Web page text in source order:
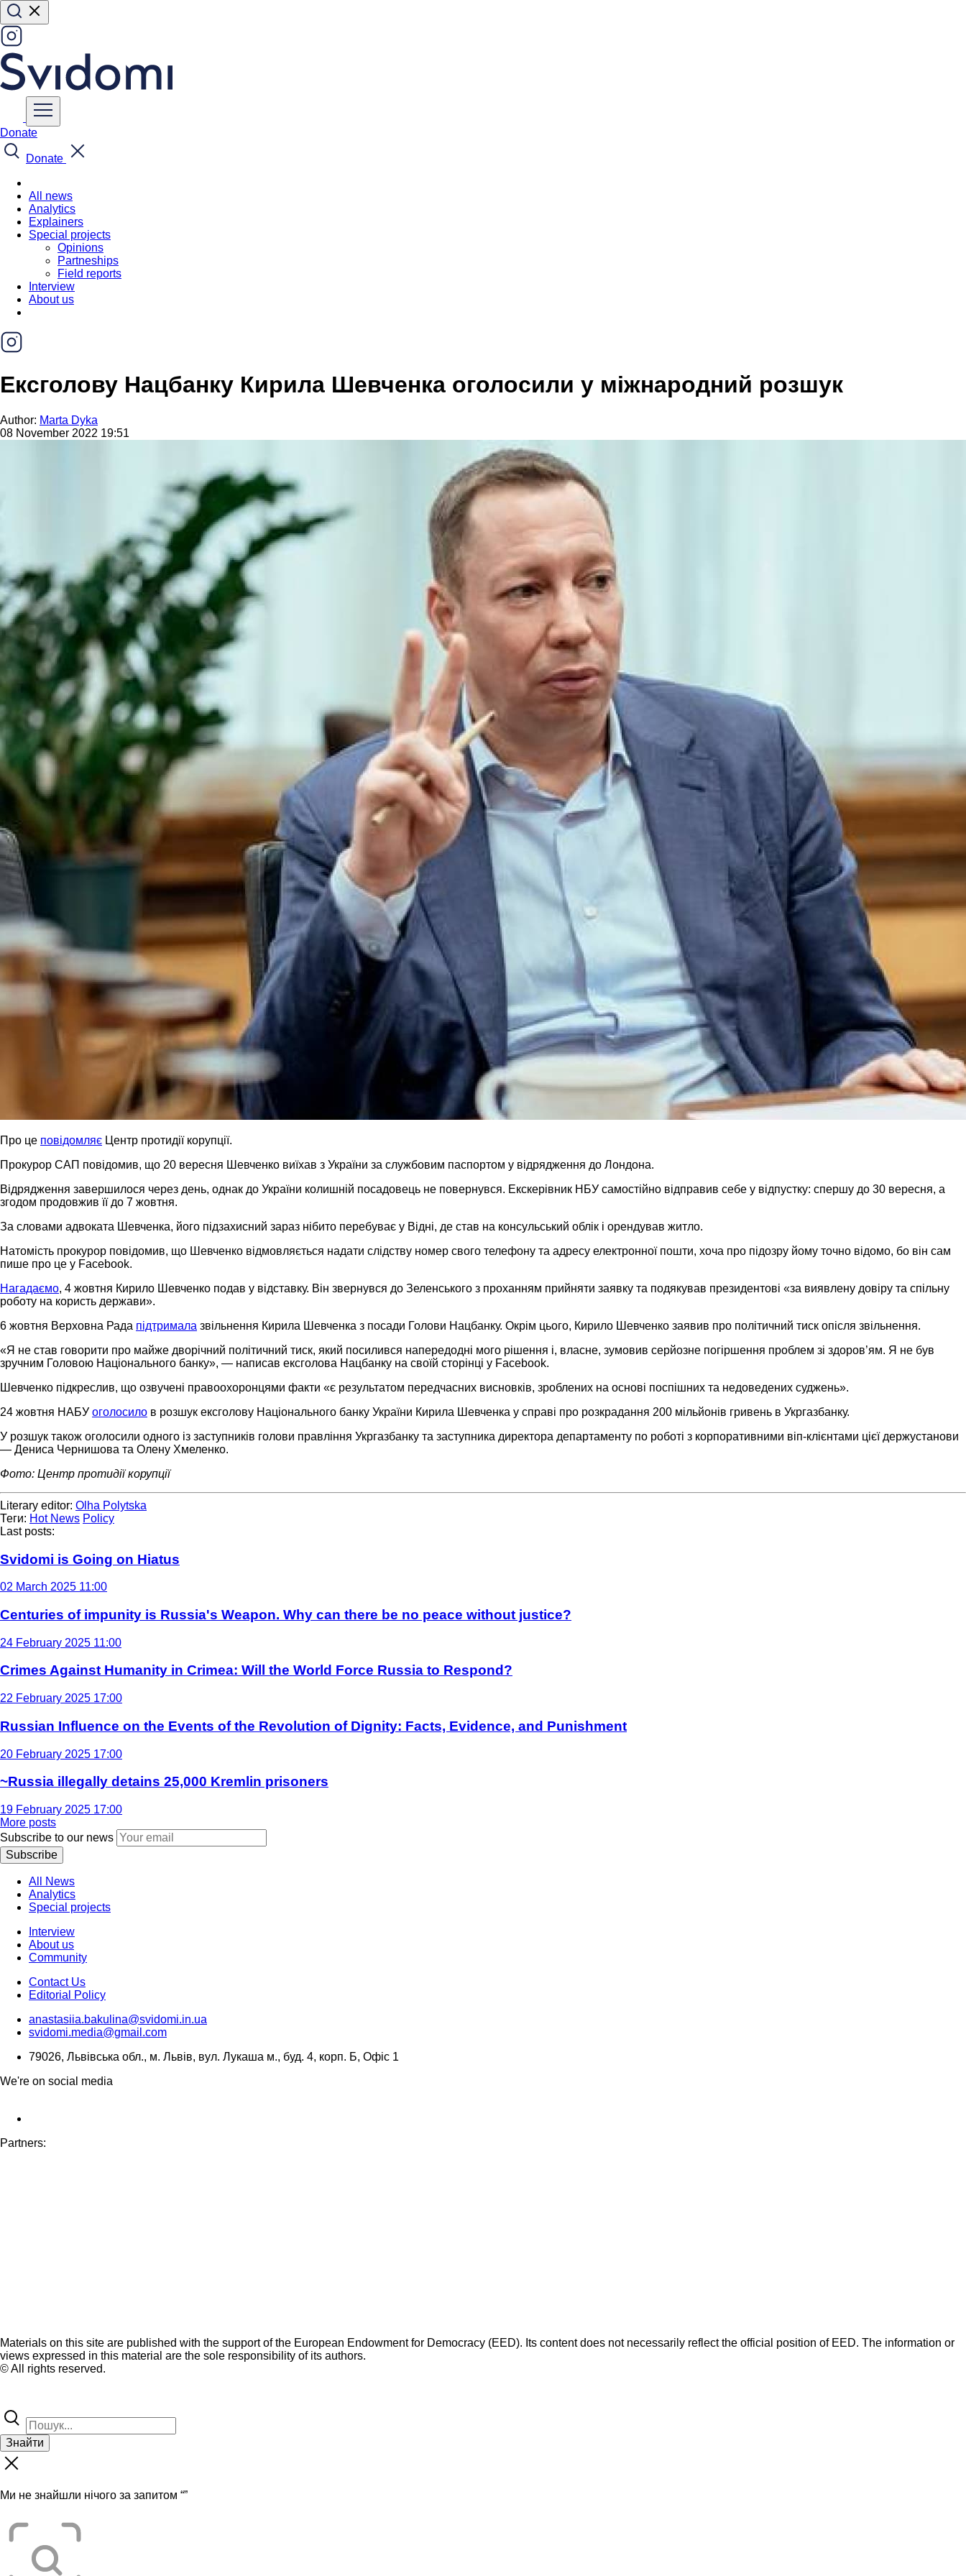
Donate
Donate
All news
Analytics
Explainers
Special projects
Opinions
Partneships
Field reports
Interview
About us
Ексголову Нацбанку Кирила Шевченка оголосили у міжнародний розшук
Author: Marta Dyka
08 November 2022 19:51
Про це повідомляє Центр протидії корупції.
Прокурор САП повідомив, що 20 вересня Шевченко виїхав з України за службовим паспортом у відрядження до Лондона.
Відрядження завершилося через день, однак до України колишній посадовець не повернувся. Екскерівник НБУ самостійно відправив себе у відпустку: спершу до 30 вересня, а
згодом продовжив її до 7 жовтня.
За словами адвоката Шевченка, його підзахисний зараз нібито перебуває у Відні, де став на консульський облік і орендував житло.
Натомість прокурор повідомив, що Шевченко відмовляється надати слідству номер свого телефону та адресу електронної пошти, хоча про підозру йому точно відомо, бо він сам
пише про це у Facebook.
Нагадаємо, 4 жовтня Кирило Шевченко подав у відставку. Він звернувся до Зеленського з проханням прийняти заявку та подякував президентові «за виявлену довіру та спільну
роботу на користь держави».
6 жовтня Верховна Рада підтримала звільнення Кирила Шевченка з посади Голови Нацбанку. Окрім цього, Кирило Шевченко заявив про політичний тиск опісля звільнення.
«Я не став говорити про майже дворічний політичний тиск, який посилився напередодні мого рішення і, власне, зумовив серйозне погіршення проблем зі здоров’ям. Я не був
зручним Головою Національного банку», — написав ексголова Нацбанку на своїй сторінці у Facebook.
Шевченко підкреслив, що озвучені правоохоронцями факти «є результатом передчасних висновків, зроблених на основі поспішних та недоведених суджень».
24 жовтня НАБУ оголосило в розшук ексголову Національного банку України Кирила Шевченка у справі про розкрадання 200 мільйонів гривень в Укргазбанку.
У розшук також оголосили одного із заступників голови правління Укргазбанку та заступника директора департаменту по роботі з корпоративними віп-клієнтами цієї держустанови
— Дениса Чернишова та Олену Хмеленко.
Фото: Центр протидії корупції
Literary editor: Olha Polytska
Теги: Hot News Policy
Last posts:
Svidomi is Going on Hiatus
02 March 2025 11:00
Centuries of impunity is Russia's Weapon. Why can there be no peace without justice?
24 February 2025 11:00
Crimes Against Humanity in Crimea: Will the World Force Russia to Respond?
22 February 2025 17:00
Russian Influence on the Events of the Revolution of Dignity: Facts, Evidence, and Punishment
20 February 2025 17:00
~Russia illegally detains 25,000 Kremlin prisoners
19 February 2025 17:00
More posts
Subscribe to our news
Subscribe
All News
Analytics
Special projects
Interview
About us
Community
Contact Us
Editorial Policy
anastasiia.bakulina@svidomi.in.ua
svidomi.media@gmail.com
79026, Львівська обл., м. Львів, вул. Лукаша м., буд. 4, корп. Б, Офіс 1
We're on social media
Partners:
Materials on this site are published with the support of the European Endowment for Democracy (EED). Its content does not necessarily reflect the official position of EED. The information or
views expressed in this material are the sole responsibility of its authors.
© All rights reserved.
Знайти
Ми не знайшли нічого за запитом “”